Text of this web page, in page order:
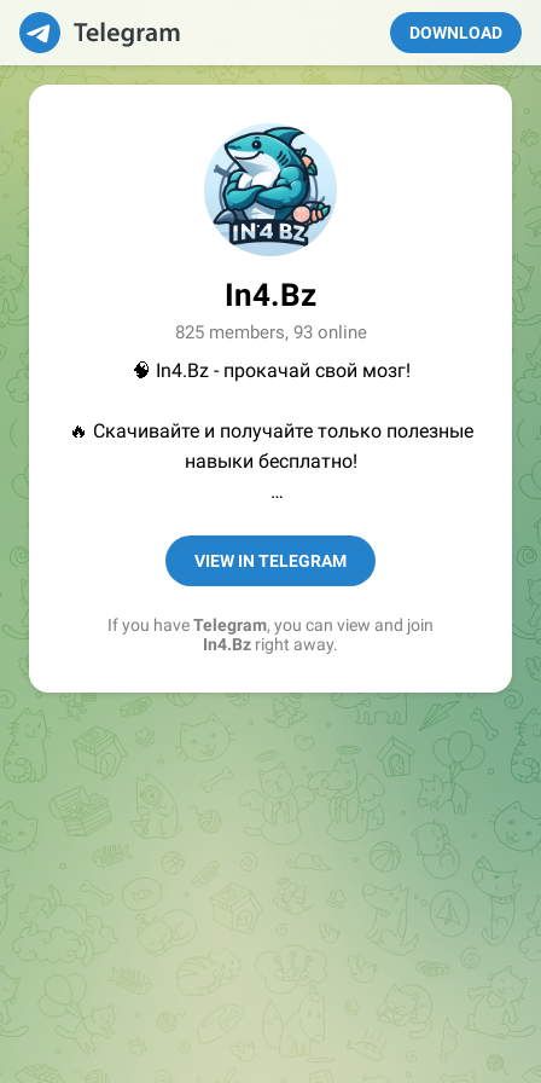
DOWNLOAD
In4.Bz
825 members, 93 online
🧠 In4.Bz - прокачай свой мозг!
🔥 Скачивайте и получайте только полезные
навыки бесплатно!
➖ in4.bz/
➖ https://t.me/in4bz
➖ twitter.com/bz_in4
➖ https://t.me/in4news
VIEW IN TELEGRAM
If you haveTelegram, you can view and join
In4.Bz right away.